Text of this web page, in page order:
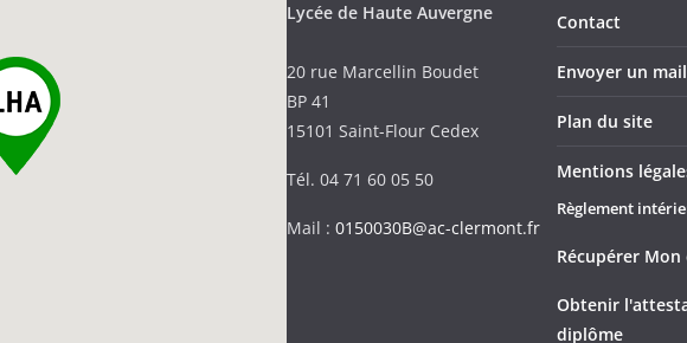
Lycée de Haute Auvergne
20 rue Marcellin Boudet
BP 41
15101 Saint-Flour Cedex
Tél. 04 71 60 05 50
Mail : 0150030B@ac-clermont.fr
Contact
Envoyer un
Plan du site
Mentions
Règlement
Récupérer Mon
Obtenir
diplôme